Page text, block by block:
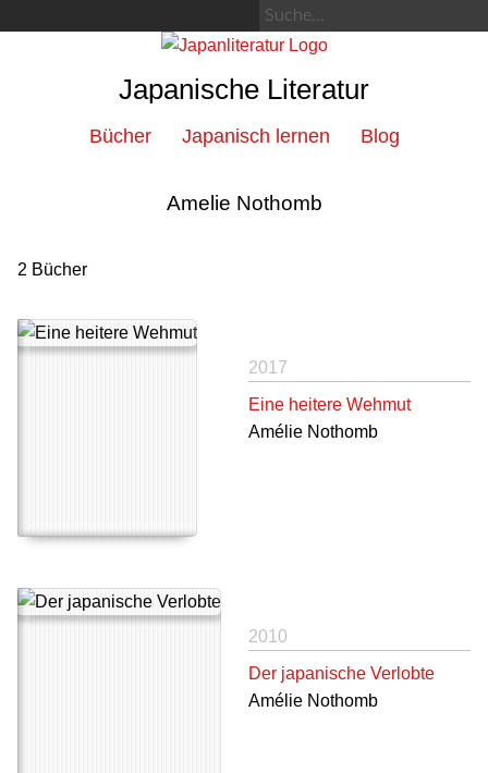
Japanische Literatur
Bücher Japanisch lernen Blog
Amelie Nothomb
2 Bücher
2017
Eine heitere Wehmut
Amélie Nothomb
2010
Der japanische Verlobte
Amélie Nothomb